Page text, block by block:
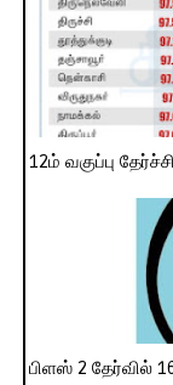
12ம் வகுப்பு
பிளஸ் 2 தேர்வில்